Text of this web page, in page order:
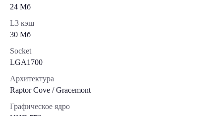
24 Мб
L3 кэш
30 Мб
Socket
LGA1700
Архитектура
Raptor Cove / Gracemont
Графическое ядро